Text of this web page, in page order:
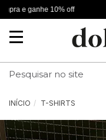
e ganhe 10% off
Mudar
INÍCIO T-SHIRTS